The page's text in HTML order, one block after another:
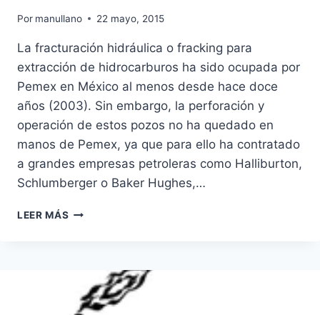
Por manullano 22 mayo, 2015
La fracturación hidráulica o fracking para
extracción de hidrocarburos ha sido ocupada por
Pemex en México al menos desde hace doce
años (2003). Sin embargo, la perforación y
operación de estos pozos no ha quedado en
manos de Pemex, ya que para ello ha contratado
a grandes empresas petroleras como Halliburton,
Schlumberger o Baker Hughes,…
LEER MÁS FRACKING